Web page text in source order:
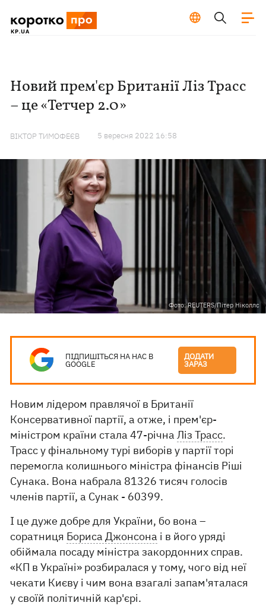
Новий прем'єр Британії Ліз Трасс
– це «Тетчер 2.0»
ВІКТОР ТИМОФЕЄВ 5 вересня 2022 16:58
Фото: REUTERS/Пітер Ніколлс
ПІДПИШІТЬСЯ НА НАС В
GOOGLE
ДОДАТИ
ЗАРАЗ
Новим лідером правлячої в Британії
Консервативної партії, а отже, і прем'єр-
міністром країни стала 47-річнаЛіз Трасс.
Трасс у фінальному турі виборів у партії торі
перемогла колишнього міністра фінансів Ріші
Сунака. Вона набрала 81326 тисяч голосів
членів партії, а Сунак - 60399.
І це дуже добре для України, бо вона –
соратниця Бориса Джонсона і в його уряді
обіймала посаду міністра закордонних справ.
«КП в Україні» розбиралася у тому, чого від неї
чекати Києву і чим вона взагалі запам'яталася
у своїй політичній кар'єрі.